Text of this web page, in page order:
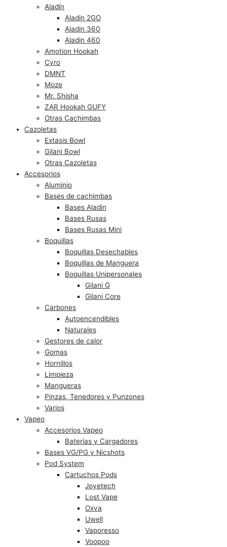
Aladín
Aladin 2GO
Aladin 360
Aladin 460
Amotion Hookah
Cyro
DMNT
Moze
Mr. Shisha
ZAR Hookah GUFY
Otras Cachimbas
Cazoletas
Extasis Bowl
Gilani Bowl
Otras Cazoletas
Accesorios
Aluminio
Bases de cachimbas
Bases Aladin
Bases Rusas
Bases Rusas Mini
Boquillas
Boquillas Desechables
Boquillas de Manguera
Boquillas Unipersonales
Gilani G
Gilani Core
Carbones
Autoencendibles
Naturales
Gestores de calor
Gomas
Hornillos
Limpieza
Mangueras
Pinzas, Tenedores y Punzones
Varios
Vapeo
Accesorios Vapeo
Baterías y Cargadores
Bases VG/PG y Nicshots
Pod System
Cartuchos Pods
Joyetech
Lost Vape
Oxva
Uwell
Vaporesso
Voopoo